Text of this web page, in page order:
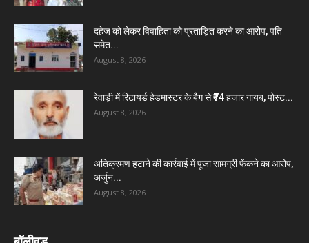
दहेज को लेकर विवाहिता को प्रताड़ित करने का आरोप, पति
समेत...
August 8, 2026
रेवाड़ी में रिटायर्ड हेडमास्टर के बैग से ₹74 हजार गायब, पोस्ट...
August 8, 2026
अतिक्रमण हटाने की कार्रवाई में पूजा सामग्री फेंकने का आरोप,
अर्जुन...
August 8, 2026